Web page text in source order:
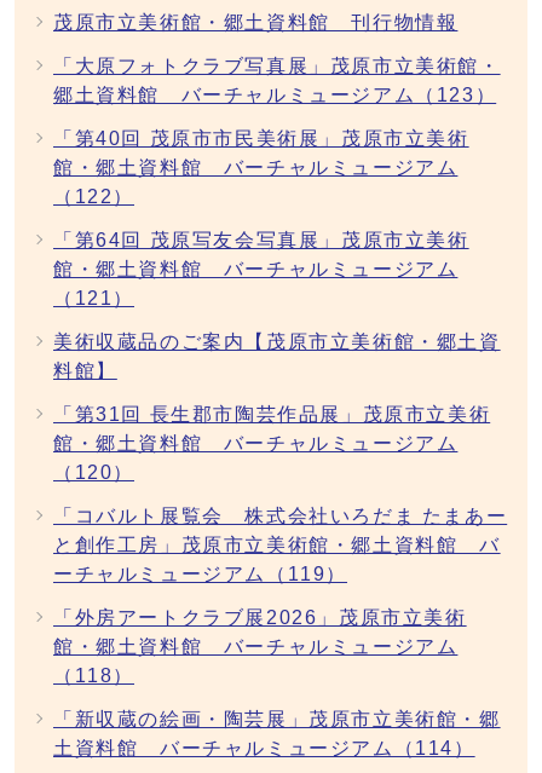
茂原市立美術館・郷土資料館 刊行物情報
「大原フォトクラブ写真展」茂原市立美術館・
郷土資料館 バーチャルミュージアム（123）
「第40回 茂原市市民美術展」茂原市立美術
館・郷土資料館 バーチャルミュージアム
（122）
「第64回 茂原写友会写真展」茂原市立美術
館・郷土資料館 バーチャルミュージアム
（121）
美術収蔵品のご案内【茂原市立美術館・郷土資
料館】
「第31回 長生郡市陶芸作品展」茂原市立美術
館・郷土資料館 バーチャルミュージアム
（120）
「コバルト展覧会 株式会社いろだま たまあー
と創作工房」茂原市立美術館・郷土資料館 バ
ーチャルミュージアム（119）
「外房アートクラブ展2026」茂原市立美術
館・郷土資料館 バーチャルミュージアム
（118）
「新収蔵の絵画・陶芸展」茂原市立美術館・郷
土資料館 バーチャルミュージアム（114）